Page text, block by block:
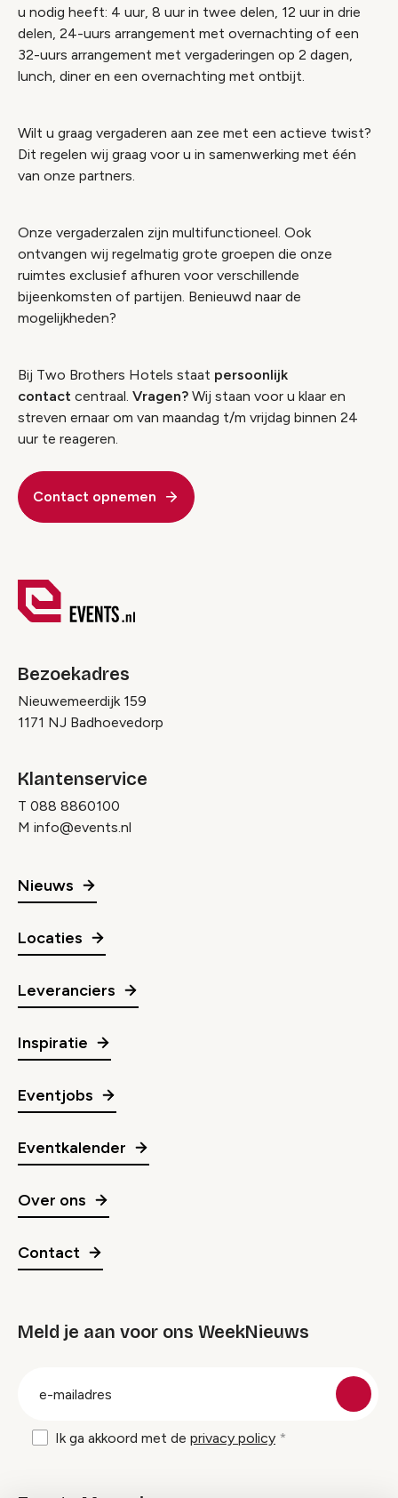
u nodig heeft: 4 uur, 8 uur in twee delen, 12 uur in drie
delen, 24-uurs arrangement met overnachting of een
32-uurs arrangement met vergaderingen op 2 dagen,
lunch, diner en een overnachting met ontbijt.
Wilt u graag vergaderen aan zee met een actieve twist?
Dit regelen wij graag voor u in samenwerking met één
van onze partners.
Onze vergaderzalen zijn multifunctioneel. Ook
ontvangen wij regelmatig grote groepen die onze
ruimtes exclusief afhuren voor verschillende
bijeenkomsten of partijen. Benieuwd naar de
mogelijkheden?
Bij Two Brothers Hotels staat persoonlijk
contact centraal. Vragen? Wij staan voor u klaar en
streven ernaar om van maandag t/m vrijdag binnen 24
uur te reageren.
Contact opnemen
Bezoekadres
Nieuwemeerdijk 159
1171 NJ Badhoevedorp
Klantenservice
T 088 8860100
M info@events.nl
Nieuws
Locaties
Leveranciers
Inspiratie
Eventjobs
Eventkalender
Over ons
Contact
Meld je aan voor ons WeekNieuws
Ik ga akkoord met de privacy policy